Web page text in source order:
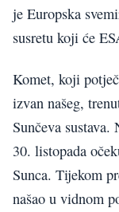
je Europska
susretu koji će
Komet, koji
izvan našeg,
Sunčeva
30. listopada
Sunca. Tijekom
našao u vidnom